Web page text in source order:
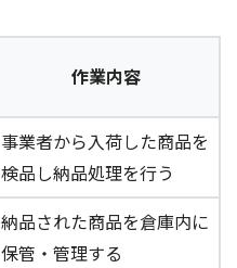
作業内容
事業者から入荷した商品を
検品し納品処理を行う
納品された商品を倉庫内に
保管・管理する